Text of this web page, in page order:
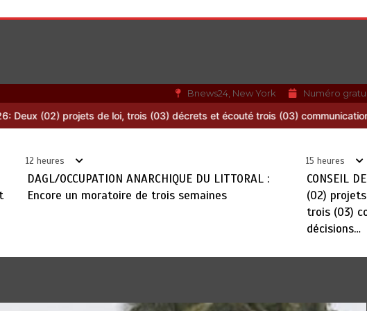
Bnews24, New York Numéro
trois (03) communications …les grandes décisions… « 45 MIN AVEC
12 heures
DAGL/OCCUPATION ANARCHIQUE DU LITTORAL :
Encore un moratoire de trois semaines
15 heures
CONSEIL
(02)
trois (03)
décisions…